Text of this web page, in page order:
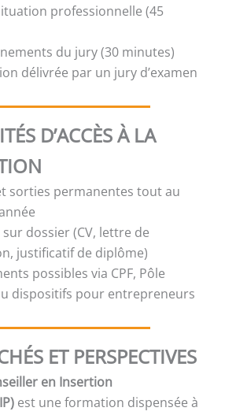
professionnelle (45
du jury (30 minutes)
délivrée par un jury d’examen
D’ACCÈS À LA
sorties permanentes tout au
dossier (CV, lettre de
justificatif de diplôme)
possibles via CPF, Pôle
dispositifs pour entrepreneurs
ET PERSPECTIVES
en Insertion
est une formation dispensée à